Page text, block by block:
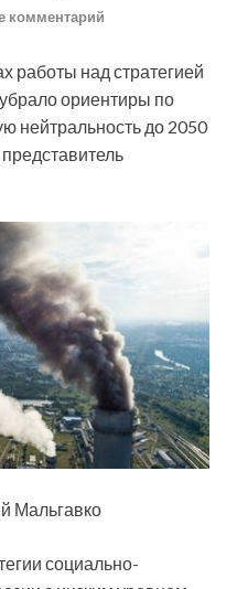
комментарий
работы над стратегией
ориентиры по
нейтральность до 2050
Мальгавко
социально-